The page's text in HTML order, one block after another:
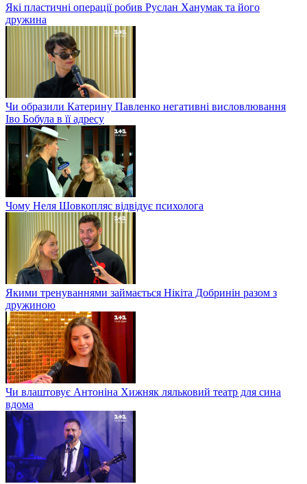
Які пластичні операції робив Руслан Ханумак та його
дружина
Чи образили Катерину Павленко негативні висловлювання
Іво Бобула в її адресу
Чому Неля Шовкопляс відвідує психолога
Якими тренуваннями займається Нікіта Добринін разом з
дружиною
Чи влаштовує Антоніна Хижняк ляльковий театр для сина
вдома